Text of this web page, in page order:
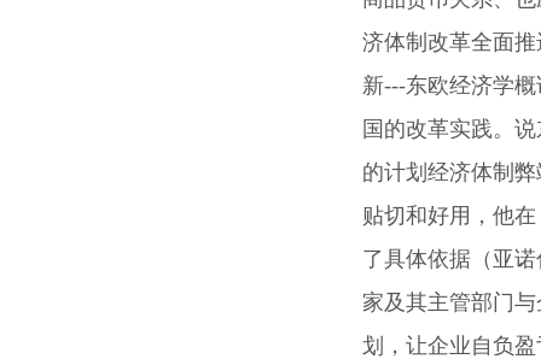
济体制改革全面
新---东欧经济学
国的改革实践。
的计划经济体制
贴切和好用，他
了具体依据（亚
家及其主管部门
划，让企业自负